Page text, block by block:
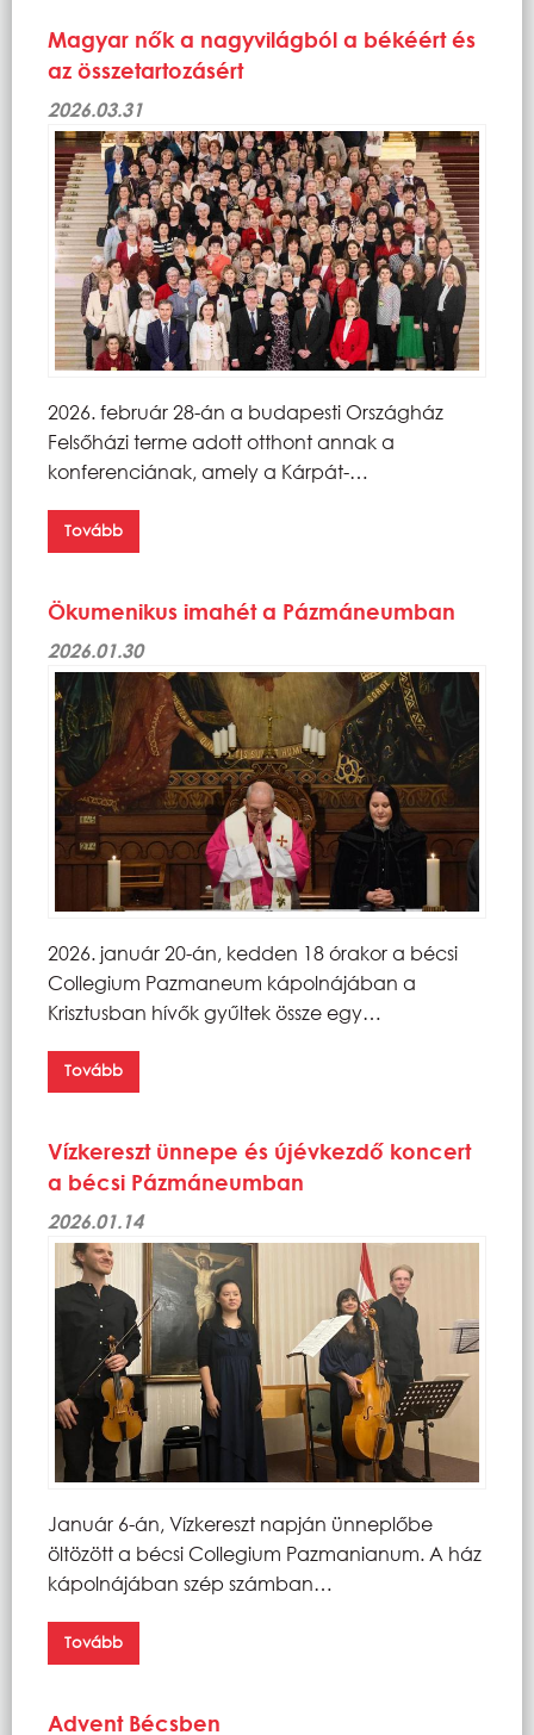
Magyar nők a nagyvilágból a békéért és
az összetartozásért
2026.03.31
2026. február 28-án a budapesti Országház
Felsőházi terme adott otthont annak a
konferenciának, amely a Kárpát-…
Tovább
Ökumenikus imahét a Pázmáneumban
2026.01.30
2026. január 20-án, kedden 18 órakor a bécsi
Collegium Pazmaneum kápolnájában a
Krisztusban hívők gyűltek össze egy…
Tovább
Vízkereszt ünnepe és újévkezdő koncert
a bécsi Pázmáneumban
2026.01.14
Január 6-án, Vízkereszt napján ünneplőbe
öltözött a bécsi Collegium Pazmanianum. A ház
kápolnájában szép számban…
Tovább
Advent Bécsben